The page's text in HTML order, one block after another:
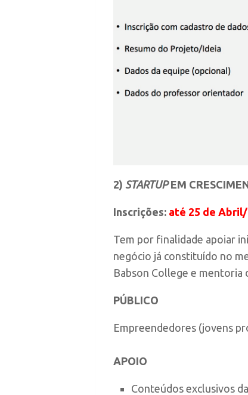
2) STARTUPEM
Inscrições: até 25 de
Tem por finalidade apoiar
negócio já constituído no
Babson College e mentoria
PÚBLICO
Empreendedores (jovens
APOIO
Conteúdos exclusivos